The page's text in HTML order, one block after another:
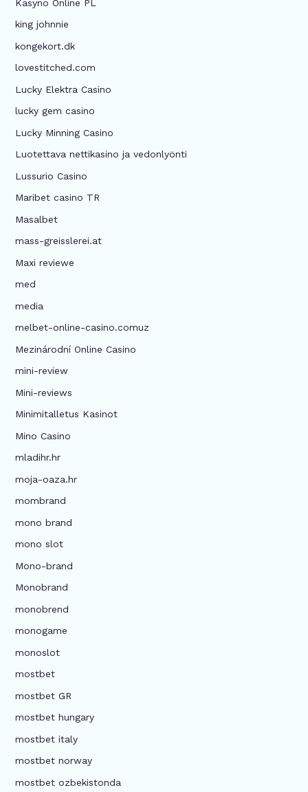
Kasyno Online PL
king johnnie
kongekort.dk
lovestitched.com
Lucky Elektra Casino
lucky gem casino
Lucky Minning Casino
Luotettava nettikasino ja vedonlyönti
Lussurio Casino
Maribet casino TR
Masalbet
mass-greisslerei.at
Maxi reviewe
med
media
melbet-online-casino.comuz
Mezinárodní Online Casino
mini-review
Mini-reviews
Minimitalletus Kasinot
Mino Casino
mladihr.hr
moja-oaza.hr
mombrand
mono brand
mono slot
Mono-brand
Monobrand
monobrend
monogame
monoslot
mostbet
mostbet GR
mostbet hungary
mostbet italy
mostbet norway
mostbet ozbekistonda